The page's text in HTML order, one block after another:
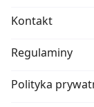
Kontakt
Regulaminy
Polityka